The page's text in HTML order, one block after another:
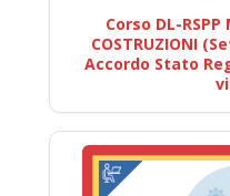
Corso DL-
COSTRUZIONI
Accordo Stato